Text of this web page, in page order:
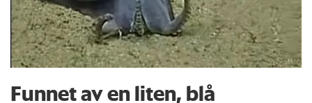
Funnet av en liten, blå